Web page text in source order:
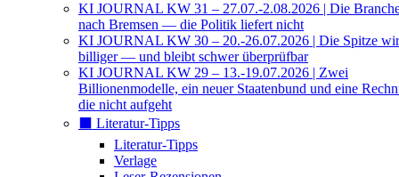
KI JOURNAL KW 31 – 27.07.-2.08.2026 | Die
nach Bremsen — die Politik liefert nicht
KI JOURNAL KW 30 – 20.-26.07.2026 | Die Spitze
billiger — und bleibt schwer überprüfbar
KI JOURNAL KW 29 – 13.-19.07.2026 | Zwei
Billionenmodelle, ein neuer Staatenbund und eine
die nicht aufgeht
⬛️ Literatur-Tipps
Literatur-Tipps
Verlage